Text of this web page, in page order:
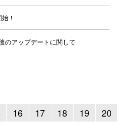
！
のアップデートに関して
16 17 18 19 20